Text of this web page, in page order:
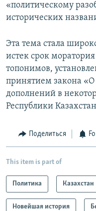
«политическому
исторических
Эта тема стала
истек срок
топонимов,
принятием закона
дополнений в
Республики
Поделиться
This item is part of
Политика Казахстан
Новейшая история